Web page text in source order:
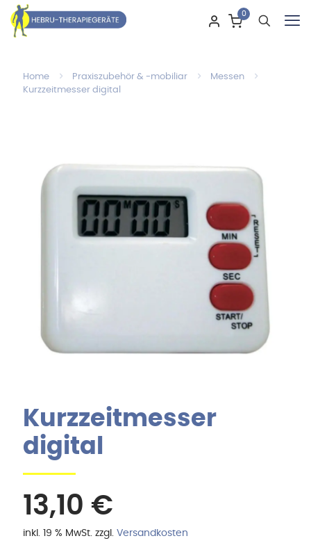
0
Home Praxiszubehör & -mobiliar
Messen
Kurzzeitmesser digital
Kurzzeitmesser
digital
13,10 €
inkl. 19 % MwSt. zzgl. Versandkosten